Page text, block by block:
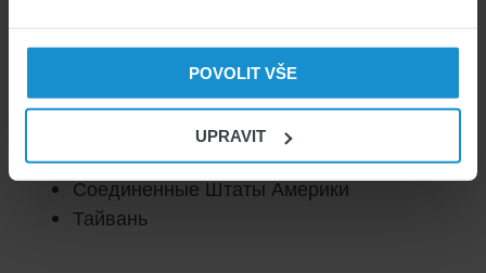
POVOLIT VŠE
UPRAVIT
Канада
Республика Корея
Новая Зеландия
Соединенное Королевство
Великобритании и Северной Ирландии
Соединенные Штаты Америки
Тайвань